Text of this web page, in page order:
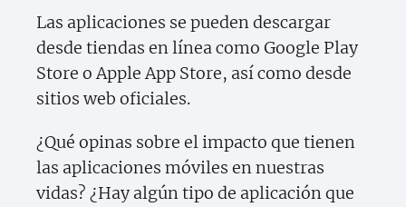
Las aplicaciones se pueden descargar
desde tiendas en línea como Google Play
Store o Apple App Store, así como desde
sitios web oficiales.
¿Qué opinas sobre el impacto que tienen
las aplicaciones móviles en nuestras
vidas? ¿Hay algún tipo de aplicación que